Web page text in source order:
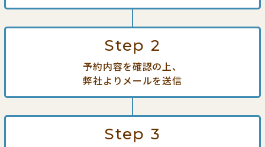
Step 2
予約内容を確認の上、
弊社よりメールを送信
Step 3